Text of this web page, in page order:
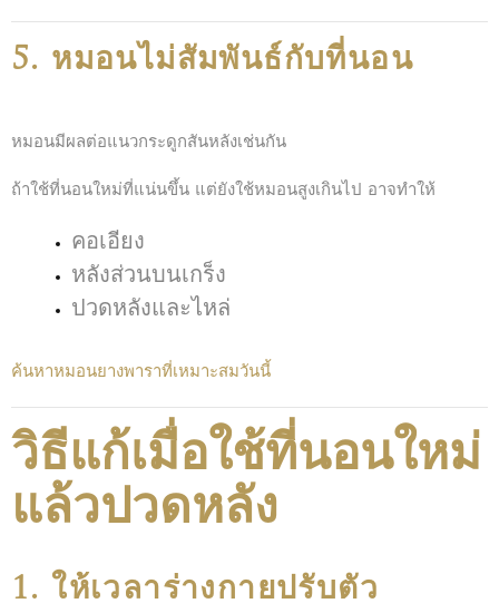
5. หมอนไม่สัมพันธ์กับที่นอน
หมอนมีผลต่อแนวกระดูกสันหลังเช่นกัน
ถ้าใช้ที่นอนใหม่ที่แน่นขึ้น แต่ยังใช้หมอนสูงเกินไป อาจทำให้
คอเอียง
หลังส่วนบนเกร็ง
ปวดหลังและไหล่
ค้นหาหมอนยางพาราที่เหมาะสมวันนี้
วิธีแก้เมื่อใช้ที่นอนใหม่
แล้วปวดหลัง
1. ให้เวลาร่างกายปรับตัว